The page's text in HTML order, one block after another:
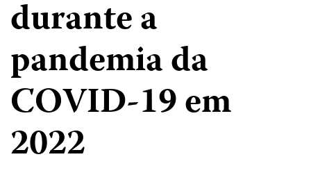
durante a
pandemia da
COVID-19 em
2022